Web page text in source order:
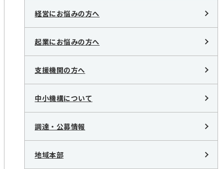
経営にお悩みの方へ
起業にお悩みの方へ
支援機関の方へ
中小機構について
調達・公募情報
地域本部